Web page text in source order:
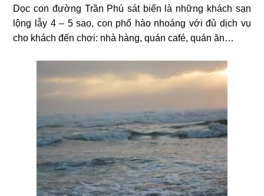
Dọc con đường Trần Phú sát biển là những khách sạn
lộng lẫy 4 – 5 sao, con phố hào nhoáng với đủ dịch vụ
cho khách đến chơi: nhà hàng, quán café, quán ăn…